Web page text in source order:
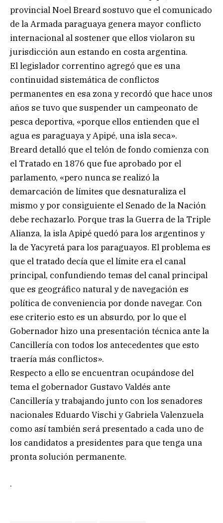
provincial Noel Breard sostuvo que el comunicado
de la Armada paraguaya genera mayor conflicto
internacional al sostener que ellos violaron su
jurisdicción aun estando en costa argentina.
El legislador correntino agregó que es una
continuidad sistemática de conflictos
permanentes en esa zona y recordó que hace unos
años se tuvo que suspender un campeonato de
pesca deportiva, «porque ellos entienden que el
agua es paraguaya y Apipé, una isla seca».
Breard detalló que el telón de fondo comienza con
el Tratado en 1876 que fue aprobado por el
parlamento, «pero nunca se realizó la
demarcación de límites que desnaturaliza el
mismo y por consiguiente el Senado de la Nación
debe rechazarlo. Porque tras la Guerra de la Triple
Alianza, la isla Apipé quedó para los argentinos y
la de Yacyretá para los paraguayos. El problema es
que el tratado decía que el límite era el canal
principal, confundiendo temas del canal principal
que es geográfico natural y de navegación es
política de conveniencia por donde navegar. Con
ese criterio esto es un absurdo, por lo que el
Gobernador hizo una presentación técnica ante la
Cancillería con todos los antecedentes que esto
traería más conflictos».
Respecto a ello se encuentran ocupándose del
tema el gobernador Gustavo Valdés ante
Cancillería y trabajando junto con los senadores
nacionales Eduardo Vischi y Gabriela Valenzuela
como así también será presentado a cada uno de
los candidatos a presidentes para que tenga una
pronta solución permanente.
.